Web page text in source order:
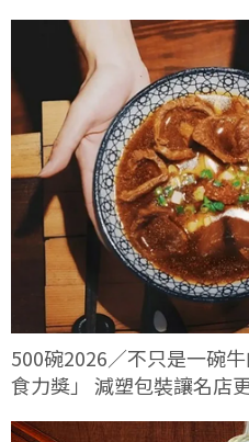
500碗2026／不只是一碗
食力獎」 減塑包裝讓名店